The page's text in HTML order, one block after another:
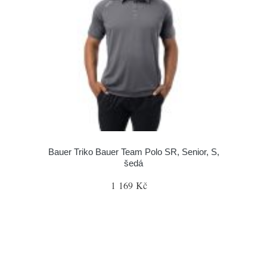
Bauer Triko Bauer Team Polo SR, Senior, S,
šedá
1 169 Kč